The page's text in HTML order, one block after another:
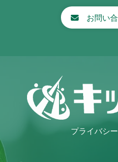
お問い
プライバシ